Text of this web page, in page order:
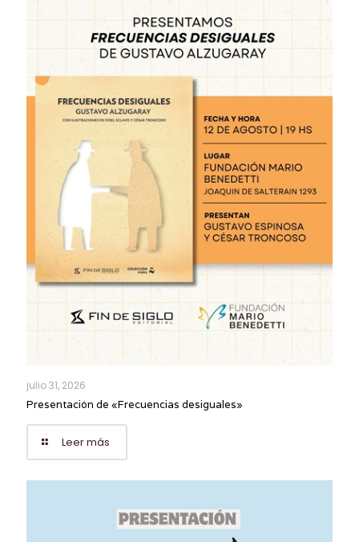
julio 31, 2026
Presentación de «Frecuencias desiguales»
Leer más